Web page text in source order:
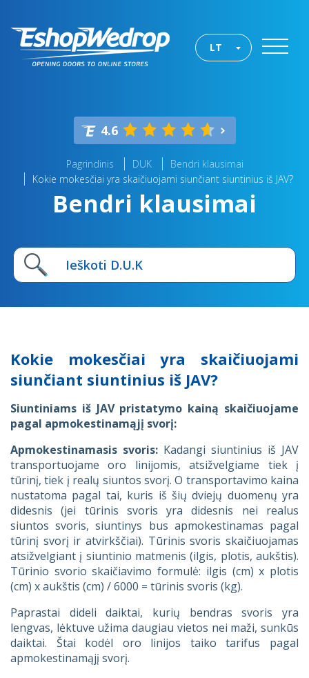
LT
4.6
Pagrindinis DUK
Bendri klausimai
Kokie mokesčiai yra skaičiuojami siunčiant siuntinius iš JAV?
Bendri klausimai
Kokie mokesčiai yra skaičiuojami
siunčiant siuntinius iš JAV?
Siuntiniams iš JAV pristatymo kainą skaičiuojame
pagal apmokestinamąjį svorį:
Apmokestinamasis svoris: Kadangi siuntinius iš JAV
transportuojame oro linijomis, atsižvelgiame tiek į
tūrinį, tiek į realų siuntos svorį. O transportavimo kaina
nustatoma pagal tai, kuris iš šių dviejų duomenų yra
didesnis (jei tūrinis svoris yra didesnis nei realus
siuntos svoris, siuntinys bus apmokestinamas pagal
tūrinį svorį ir atvirkščiai). Tūrinis svoris skaičiuojamas
atsižvelgiant į siuntinio matmenis (ilgis, plotis, aukštis).
Tūrinio svorio skaičiavimo formulė: ilgis (cm) x plotis
(cm) x aukštis (cm) / 6000 = tūrinis svoris (kg).
Paprastai dideli daiktai, kurių bendras svoris yra
lengvas, lėktuve užima daugiau vietos nei maži, sunkūs
daiktai. Štai kodėl oro linijos taiko tarifus pagal
apmokestinamąjį svorį.